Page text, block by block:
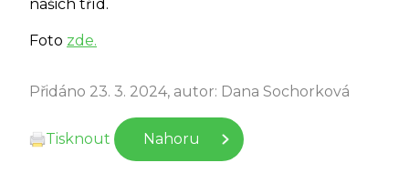
našich tříd.
Foto zde.
Přidáno 23. 3. 2024, autor: Dana Sochorková
Tisknout Nahoru